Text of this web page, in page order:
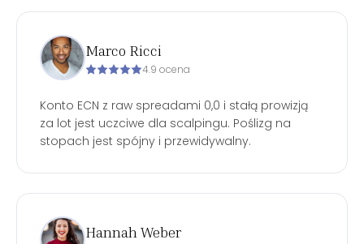
Marco Ricci
4.9 ocena
Konto ECN z raw spreadami 0,0 i stałą prowizją
za lot jest uczciwe dla scalpingu. Poślizg na
stopach jest spójny i przewidywalny.
Hannah Weber